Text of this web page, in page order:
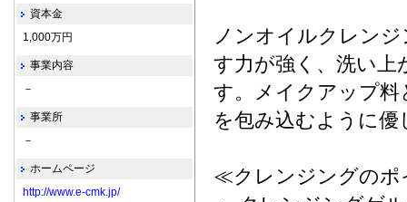
ノンオイルクレン
す力が強く、洗い
す。メイクアップ
を包み込むように
≪クレンジングの
資本金
1,000万円
事業内容
－
事業所
－
ホームページ
http://www.e-cmk.jp/